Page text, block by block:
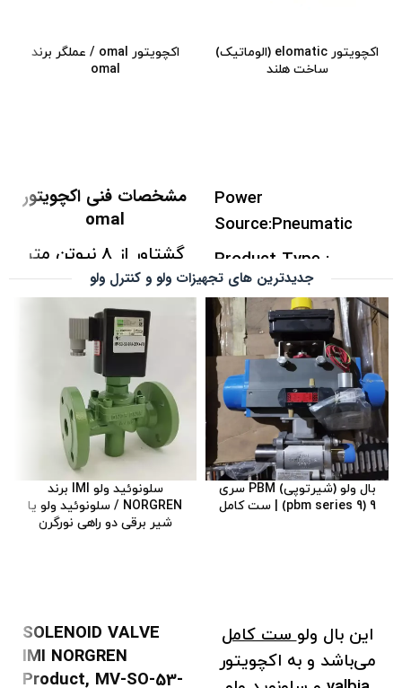
اکچویتور elomatic (الوماتیک)
ساخت هلند
Power
Source:‌Pneumatic
Product Type :
Pneumatic Rack and
Pinion Actuator
Actuation: Quarter-
turn
Certifications:
ROHS3, REACH,
ATEX, PED and
Machinery Directives,
SIL3, IP66/67
اکچویتور omal / عملگر برند
omal
مشخصات فنی اکچویتور
omal
گشتاور از 8 نیوتن متر
تا 8000 نیوتن متر
فلنج نصب شده طبق
استاندارد EN ISO 5211
F03 - F04 - F05 - F07
- F10 - F12 - F14 - F16
- F25.
زاویه چرخش: 92 درجه
(-1 درجه، +91 درجه)
گشتاور: به طور
مستقیم با عرضه هوا
شرایط کاری دردمای از
-20 تا +80 درجه
جدیدترین های تجهیزات ولو و کنترل ولو
بال ولو (شیرتوپی) PBM سری
9 (pbm series 9) | ست کامل
این بال ولوست کامل
می‌باشد و به اکچویتور
سلونوئید ولو IMI برند
NORGREN / سلونوئید ولو یا
شیر برقی دو راهی نورگرن
SOLENOID VALVE
IMI NORGREN
Product, MV-SO-53-